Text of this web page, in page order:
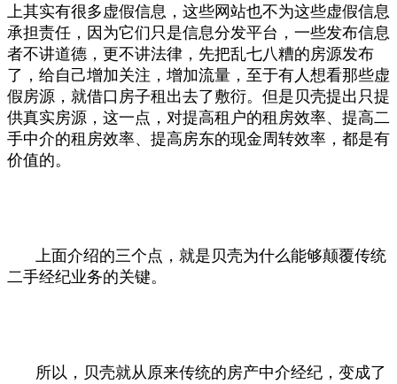
上其实有很多虚假信息，这些网站也不为这些虚假信息
承担责任，因为它们只是信息分发平台，一些发布信息
者不讲道德，更不讲法律，先把乱七八糟的房源发布
了，给自己增加关注，增加流量，至于有人想看那些虚
假房源，就借口房子租出去了敷衍。但是贝壳提出只提
供真实房源，这一点，对提高租户的租房效率、提高二
手中介的租房效率、提高房东的现金周转效率，都是有
价值的。
上面介绍的三个点，就是贝壳为什么能够颠覆传统
二手经纪业务的关键。
所以，贝壳就从原来传统的房产中介经纪，变成了